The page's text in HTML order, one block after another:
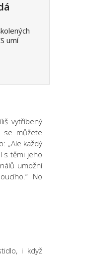
umí
vytříbený
se můžete
„Ale každý
s těmi jeho
umožní
No
i když